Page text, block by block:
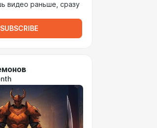
видео раньше, сразу
SUBSCRIBE